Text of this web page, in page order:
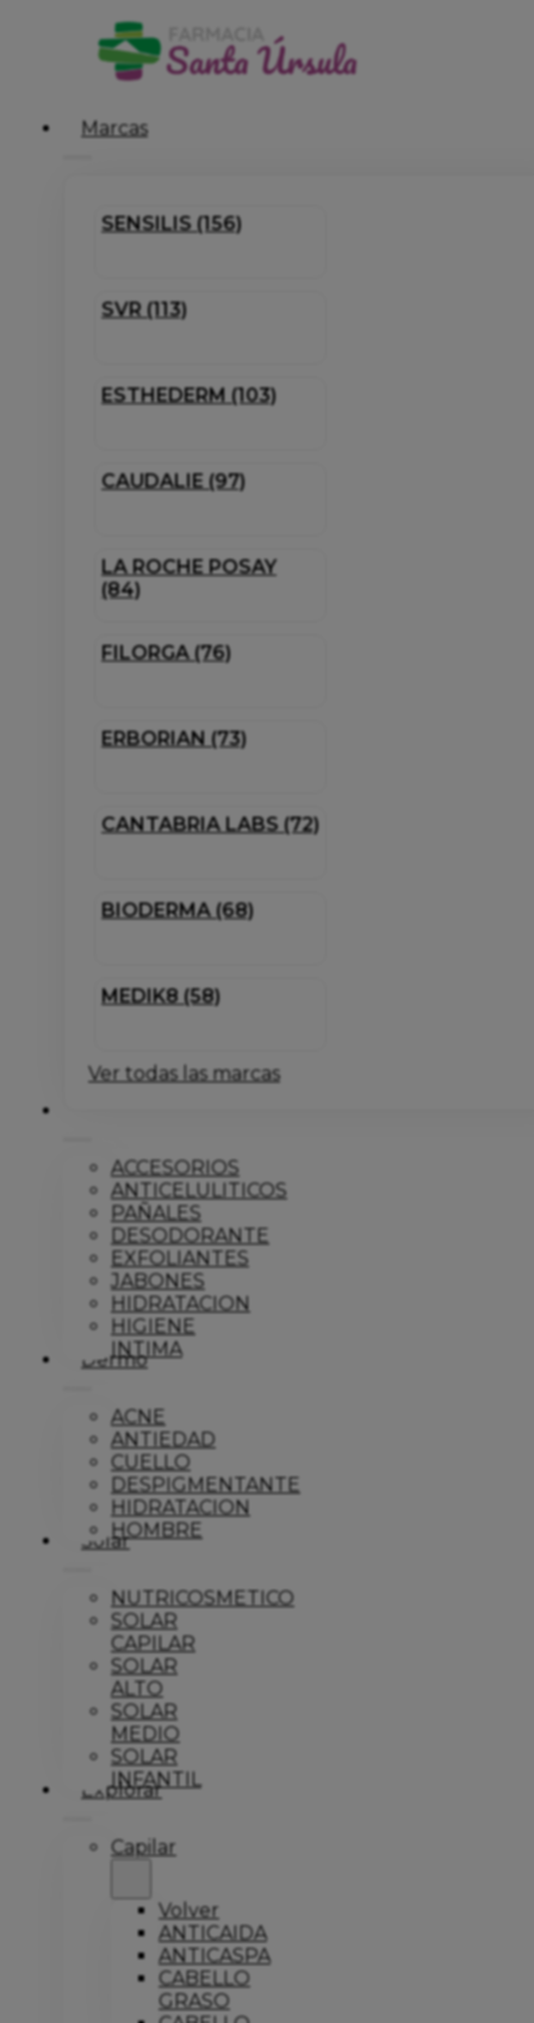
Marcas
SENSILIS (156)
SVR (113)
ESTHEDERM (103)
CAUDALIE (97)
LA ROCHE POSAY
(84)
FILORGA (76)
ERBORIAN (73)
CANTABRIA LABS (72)
BIODERMA (68)
MEDIK8 (58)
Ver todas las marcas
ACCESORIOS
ANTICELULITICOS
PAÑALES
DESODORANTE
EXFOLIANTES
JABONES
HIDRATACION
HIGIENE
INTIMA
Dermo
ACNE
ANTIEDAD
CUELLO
DESPIGMENTANTE
HIDRATACION
HOMBRE
Solar
NUTRICOSMETICO
SOLAR
CAPILAR
SOLAR
ALTO
SOLAR
MEDIO
SOLAR
INFANTIL
Explorar
Capilar
Volver
ANTICAIDA
ANTICASPA
CABELLO
GRASO